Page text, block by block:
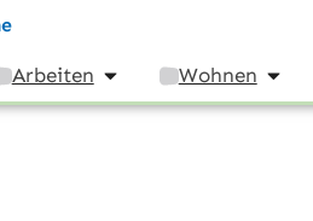
Arbeiten Wohnen